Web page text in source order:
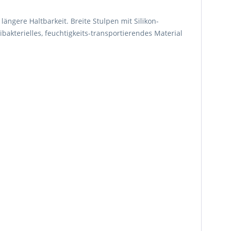
Haltbarkeit. Breite Stulpen mit Silikon-
feuchtigkeits-transportierendes Material